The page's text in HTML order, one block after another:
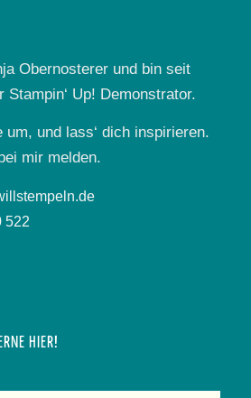
Obernosterer und bin seit
Stampin‘ Up! Demonstrator.
um, und lass‘ dich inspirieren.
mir melden.
522
HIER!